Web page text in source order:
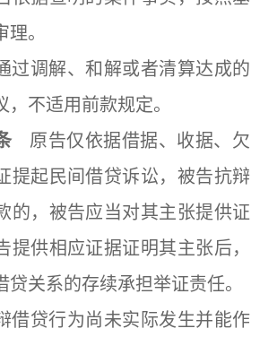
。
调解、和解或者清算达成的
，不适用前款规定。
原告仅依据借据、收据、欠
提起民间借贷诉讼，被告抗辩
的，被告应当对其主张提供证
提供相应证据证明其主张后，
贷关系的存续承担举证责任。
贷行为尚未实际发生并能作